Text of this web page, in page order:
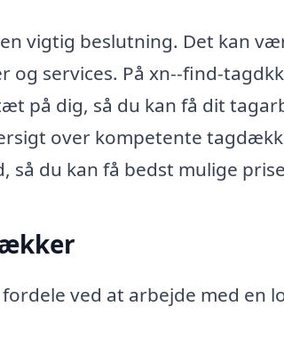
vigtig beslutning. Det kan
services. På xn--find-
på dig, så du kan få dit
over kompetente
du kan få bedst mulige
ved at arbejde med en